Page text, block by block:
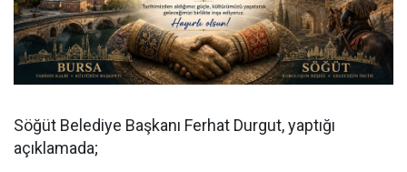
Söğüt Belediye Başkanı Ferhat Durgut, yaptığı
açıklamada;